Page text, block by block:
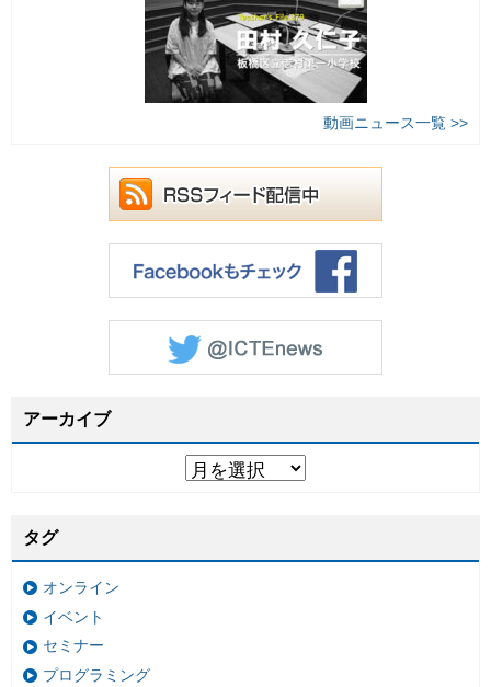
動画ニュース一覧 >>
アーカイブ
タグ
オンライン
イベント
セミナー
プログラミング